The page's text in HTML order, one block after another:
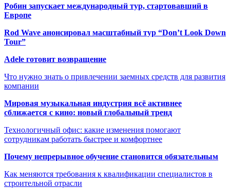
Робин запускает международный тур, стартовавший в
Европе
Rod Wave анонсировал масштабный тур “Don’t Look Down
Tour”
Adele готовит возвращение
Что нужно знать о привлечении заемных средств для развития
компании
Мировая музыкальная индустрия всё активнее
сближается с кино: новый глобальный тренд
Технологичный офис: какие изменения помогают
сотрудникам работать быстрее и комфортнее
Почему непрерывное обучение становится обязательным
Как меняются требования к квалификации специалистов в
строительной отрасли